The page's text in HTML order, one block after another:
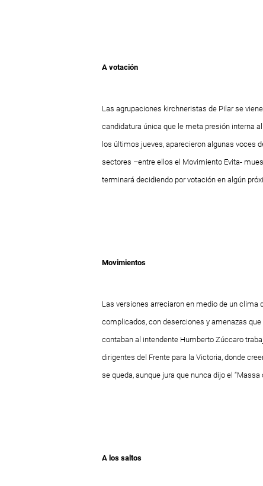
A votación
Las agrupaciones kirchneristas de Pilar se
candidatura única que le meta presión interna
los últimos jueves, aparecieron algunas voces
sectores –entre ellos el Movimiento Evita-
terminará decidiendo por votación en algún
Movimientos
Las versiones arreciaron en medio de un
complicados, con deserciones y amenazas
contaban al intendente Humberto Zúccaro
dirigentes del Frente para la Victoria, donde
se queda, aunque jura que nunca dijo el “Massa
A los saltos